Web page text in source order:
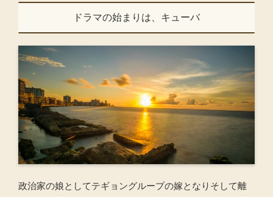
ドラマの始まりは、キューバ
政治家の娘としてテギョングループの嫁となりそして離